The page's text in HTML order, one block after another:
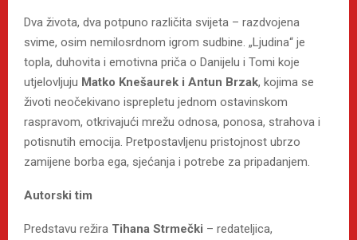
Dva života, dva potpuno različita svijeta – razdvojena
svime, osim nemilosrdnom igrom sudbine. „Ljudina“ je
topla, duhovita i emotivna priča o Danijelu i Tomi koje
utjelovljuju Matko Knešaurek i Antun Brzak, kojima se
životi neočekivano isprepletu jednom ostavinskom
raspravom, otkrivajući mrežu odnosa, ponosa, strahova i
potisnutih emocija. Pretpostavljenu pristojnost ubrzo
zamijene borba ega, sjećanja i potrebe za pripadanjem.
Autorski tim
Predstavu režira Tihana Strmečki – redateljica,